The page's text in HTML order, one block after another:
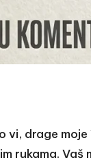
drage
rukama. Vaš